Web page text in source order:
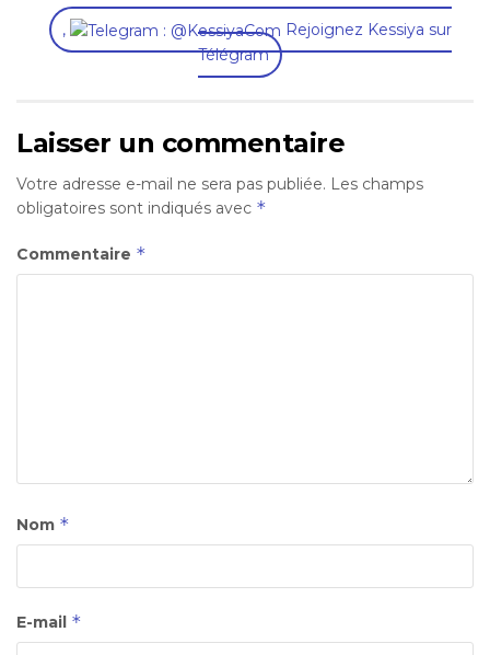
,
Rejoignez Kessiya sur
Télégram
Laisser un commentaire
Votre adresse e-mail ne sera pas publiée. Les champs
obligatoires sont indiqués avec *
Commentaire *
Nom *
E-mail *